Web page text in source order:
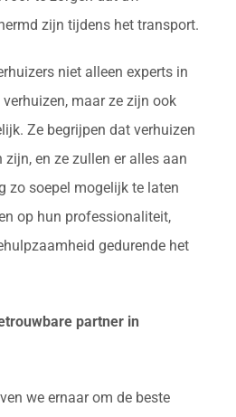
zijn tijdens het transport.
niet alleen experts in
maar ze zijn ook
Ze begrijpen dat verhuizen
en ze zullen er alles aan
zo soepel mogelijk te laten
op hun professionaliteit,
gedurende het
partner in
we ernaar om de beste